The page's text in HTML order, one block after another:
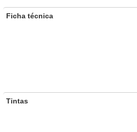
Ficha técnica
Tintas